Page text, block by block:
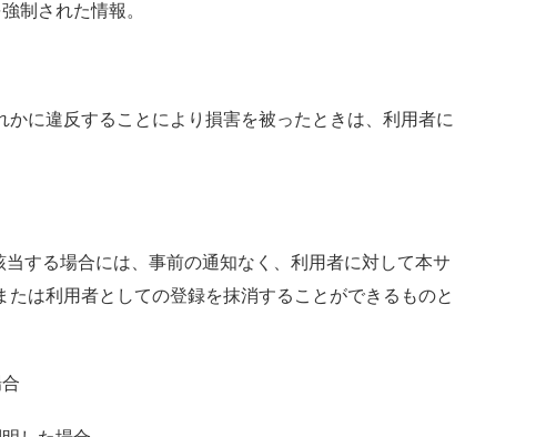
制された情報。
に違反することにより損害を被ったときは、利用者に
する場合には、事前の通知なく、利用者に対して本サ
は利用者としての登録を抹消することができるものと